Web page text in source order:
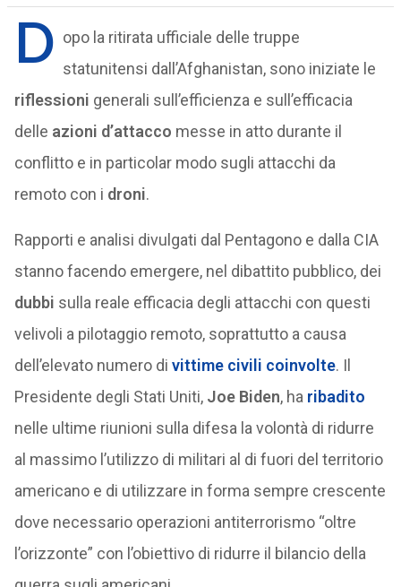
D opo la ritirata ufficiale delle truppe
statunitensi dall’Afghanistan, sono iniziate le
riflessioni generali sull’efficienza e sull’efficacia
delle azioni d’attacco messe in atto durante il
conflitto e in particolar modo sugli attacchi da
remoto con i droni.
Rapporti e analisi divulgati dal Pentagono e dalla CIA
stanno facendo emergere, nel dibattito pubblico, dei
dubbi sulla reale efficacia degli attacchi con questi
velivoli a pilotaggio remoto, soprattutto a causa
dell’elevato numero di vittime civili coinvolte. Il
Presidente degli Stati Uniti, Joe Biden, ha ribadito
nelle ultime riunioni sulla difesa la volontà di ridurre
al massimo l’utilizzo di militari al di fuori del territorio
americano e di utilizzare in forma sempre crescente
dove necessario operazioni antiterrorismo “oltre
l’orizzonte” con l’obiettivo di ridurre il bilancio della